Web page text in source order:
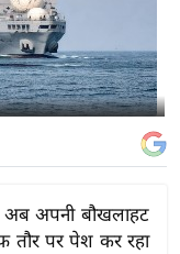
अब अपनी बौखलाहट
तौर पर पेश कर रहा